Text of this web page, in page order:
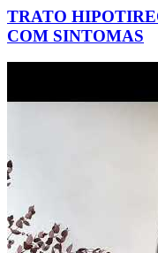
TRATO
COM SINTOMAS